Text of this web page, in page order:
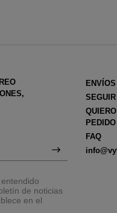
de noticias
en el
PEDIDO
FAQ